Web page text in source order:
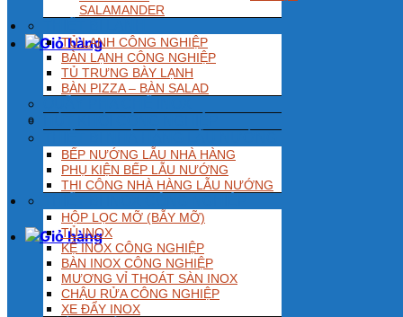
SALAMANDER
TỦ LẠNH CÔNG NGHIỆP
BÀN LẠNH CÔNG NGHIỆP
TỦ TRƯNG BÀY LẠNH
BÀN PIZZA – BÀN SALAD
BẾP NƯỚNG LẪU NHÀ HÀNG
PHỤ KIỆN BẾP LẪU NƯỚNG
THI CÔNG NHÀ HÀNG LẪU NƯỚNG
HỘP LỌC MỠ (BẪY MỠ)
TỦ INOX
KỆ INOX CÔNG NGHIỆP
BÀN INOX CÔNG NGHIỆP
MƯƠNG VỈ THOÁT SÀN INOX
CHẬU RỬA CÔNG NGHIỆP
XE ĐẨY INOX